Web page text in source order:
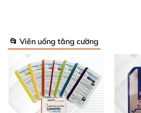
📂 Viên uống tăng cường